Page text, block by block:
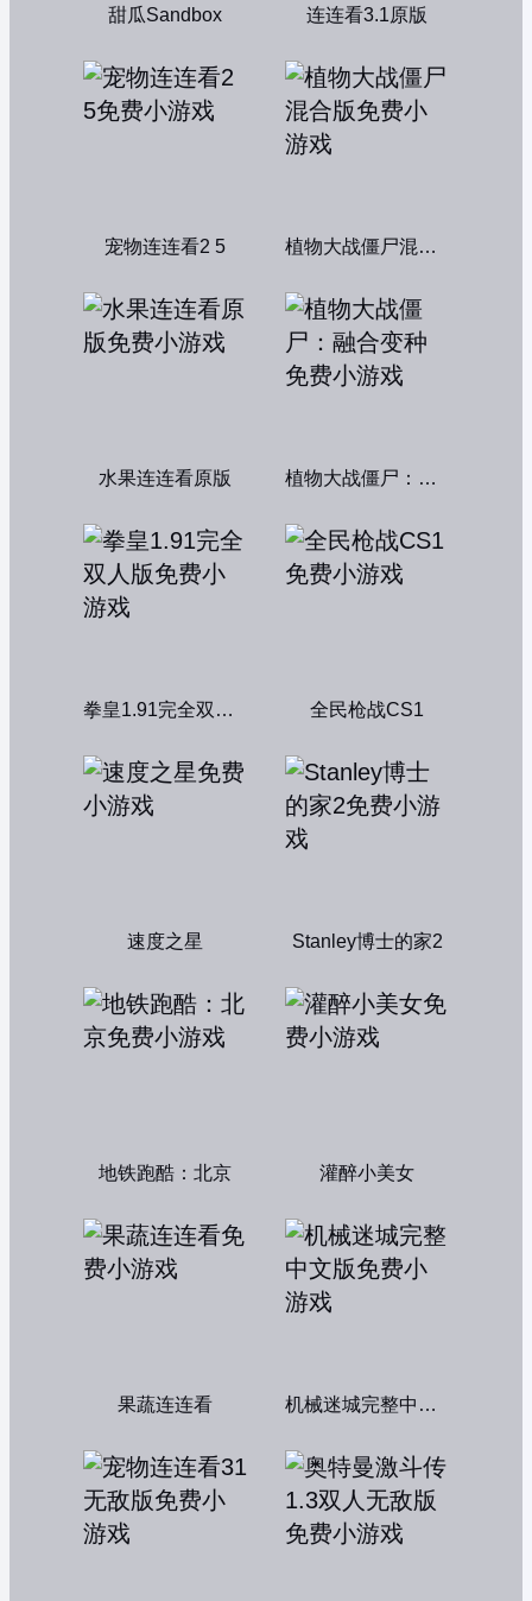
甜瓜Sandbox 连连看3.1原版
宠物连连看2 5 植物大战僵尸混合版
水果连连看原版 植物大战僵尸：融合变种
拳皇1.91完全双人版 全民枪战CS1
速度之星 Stanley博士的家2
地铁跑酷：北京 灌醉小美女
果蔬连连看 机械迷城完整中文版